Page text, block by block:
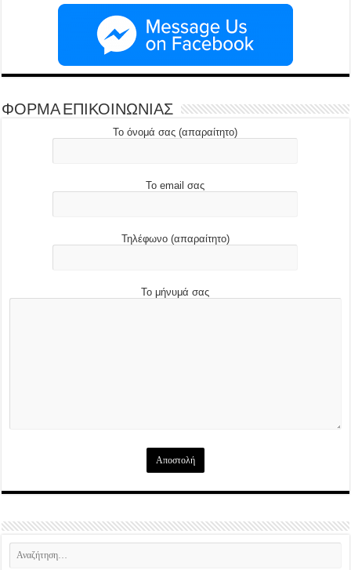
ΦΟΡΜΑ ΕΠΙΚΟΙΝΩΝΙΑΣ
Το όνομά σας (απαραίτητο)
Το email σας
Τηλέφωνο (απαραίτητο)
Το μήνυμά σας